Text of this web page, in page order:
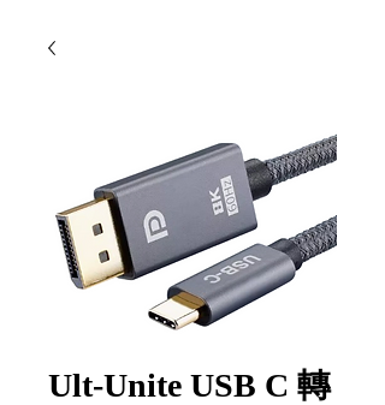
Ult-Unite USB C 轉